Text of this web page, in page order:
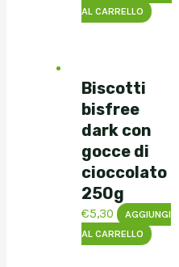
AL CARRELLO
Biscotti
bisfree
dark con
gocce di
cioccolato
250g
€5,30
AGGIUNGI
AL CARRELLO